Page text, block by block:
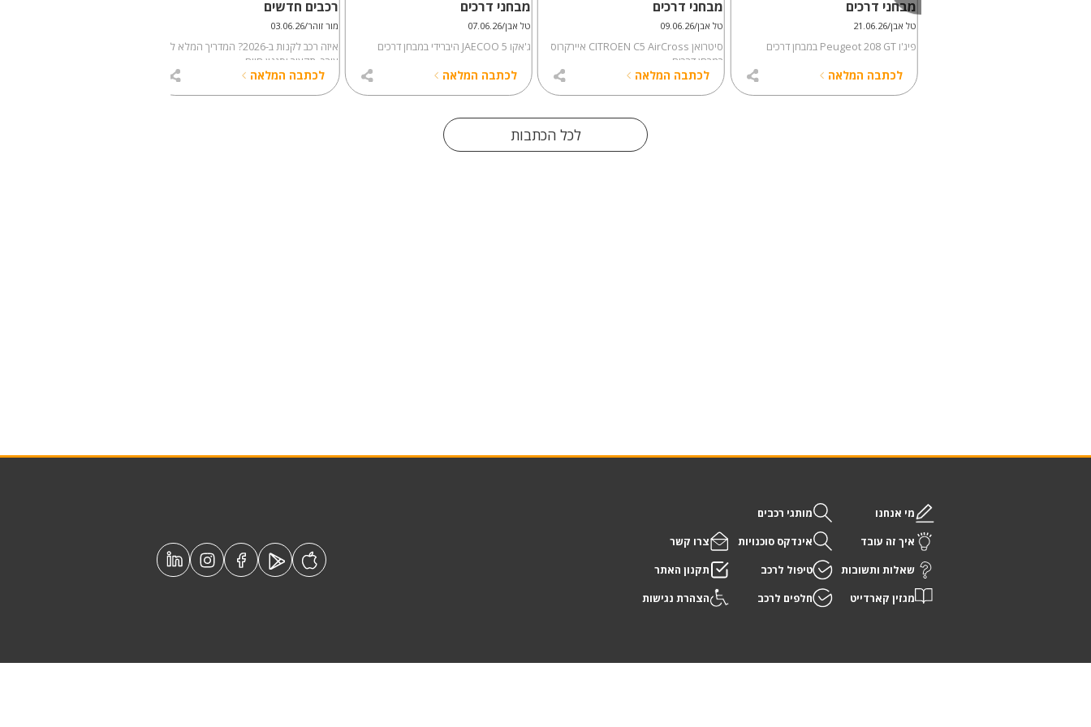
מבחני דרכים
טל אבן/21.06.26
פיג'ו Peugeot 208 GT במבחן דרכים
לכתבה המלאה
מבחני דרכים
טל אבן/09.06.26
סיטרואן CITROEN C5 AirCross איירקרוס
במבחן דרכים
לכתבה המלאה
מבחני דרכים
טל אבן/07.06.26
ג'אקו JAECOO 5 היברידי במבחן דרכים
לכתבה המלאה
רכבים חדשים
מור זוהר/03.06.26
איזה רכב לקנות ב-2026? המדריך המלא לפי
צורך, תקציב וסגנון חיים
לכתבה המלאה
לכל הכתבות
מי אנחנו
איך זה עובד
שאלות ותשובות
מגזין קארדייט
מותגי רכבים
אינדקס סוכנויות
טיפול לרכב
חלפים לרכב
צרו קשר
תקנון האתר
הצהרת נגישות